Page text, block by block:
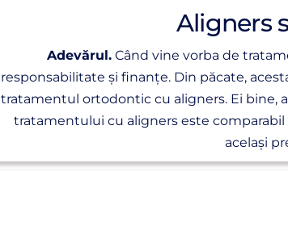
Aligners
Adevărul.Când vine vorba de
responsabilitate și finanțe. Din păcate,
tratamentul ortodontic cu aligners. Ei bine,
tratamentului cu aligners este
același